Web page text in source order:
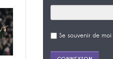
Se souvenir de moi